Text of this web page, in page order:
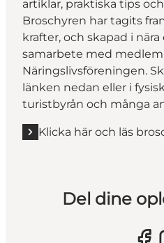
artiklar, praktiska tips
Broschyren har tagits
krafter, och skapad i
samarbete med
Näringslivsföreningen.
länken nedan eller i
turistbyrån och många
Klicka här och läs
Del dine